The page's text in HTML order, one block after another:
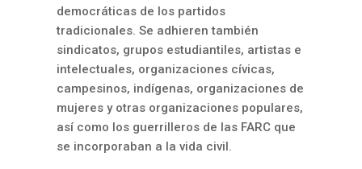
democráticas de los partidos
tradicionales. Se adhieren también
sindicatos, grupos estudiantiles, artistas e
intelectuales, organizaciones cívicas,
campesinos, indígenas, organizaciones de
mujeres y otras organizaciones populares,
así como los guerrilleros de las FARC que
se incorporaban a la vida civil.